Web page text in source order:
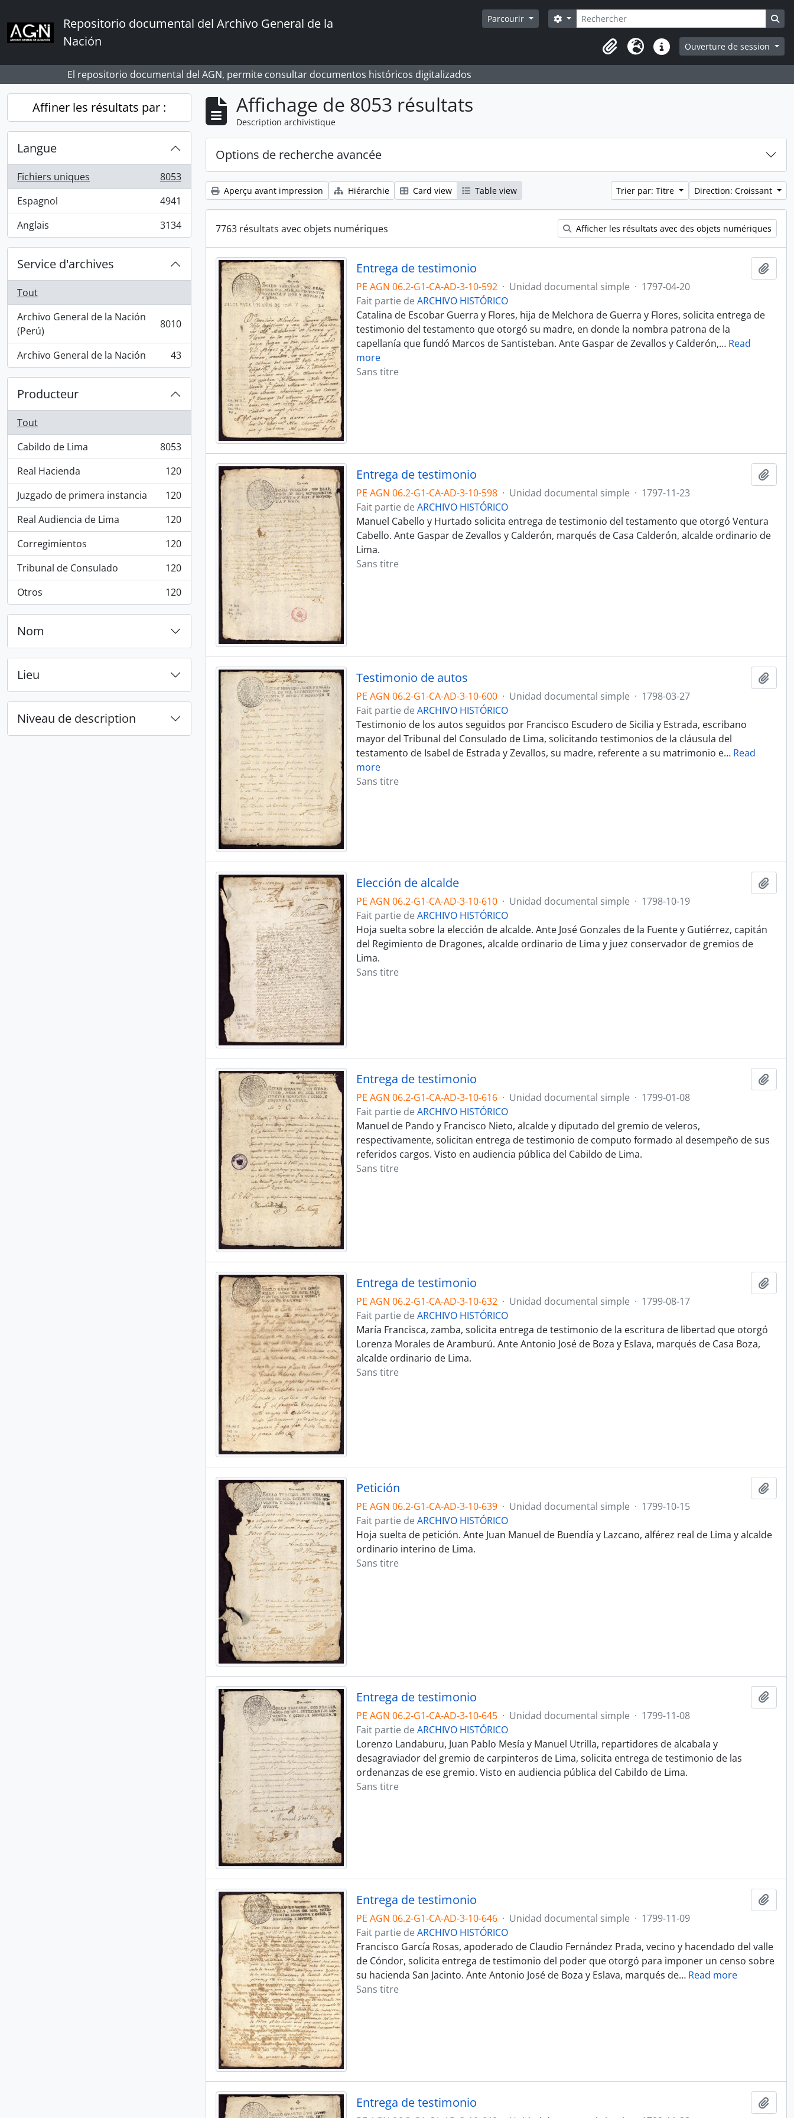
Repositorio documental del Archivo General de la
Nación
Parcourir Rechercher
Search options
Presse-papier
LangueLiens rapidesOuverture de session
El repositorio documental del AGN, permite consultar documentos históricos digitalizados
Affiner les résultats par :
Langue
Fichiers uniques
, 8053 résultats
8053
Espagnol
, 4941 résultats
4941
Anglais
, 3134 résultats 3134
Service d'archives
Tout
Archivo General de la Nación
(Perú)
, 8010 résultats 8010
Archivo General de la Nación
, 43 résultats 43
Producteur
Tout
Cabildo de Lima
, 8053 résultats
8053
Real Hacienda
, 120 résultats
120
Juzgado de primera instancia
, 120 résultats
120
Real Audiencia de Lima
, 120 résultats
120
Corregimientos
, 120 résultats
120
Tribunal de Consulado
, 120 résultats
120
Otros
, 120 résultats 120
Nom
Lieu
Niveau de description
Affichage de 8053 résultats
Description archivistique
Options de recherche avancée
Aperçu avant impression Hiérarchie Card view Table view Trier par: Titre Direction: Croissant
7763 résultats avec objets numériques Afficher les résultats avec des objets numériques
Entrega de testimonio
PE AGN 06.2-G1-CA-AD-3-10-592 · Unidad documental simple · 1797-04-20
Fait partie de ARCHIVO HISTÓRICO
Catalina de Escobar Guerra y Flores, hija de Melchora de Guerra y Flores, solicita entrega de
testimonio del testamento que otorgó su madre, en donde la nombra patrona de la
capellanía que fundó Marcos de Santisteban. Ante Gaspar de Zevallos y Calderón,… Read
more
Sans titre
Entrega de testimonio
PE AGN 06.2-G1-CA-AD-3-10-598 · Unidad documental simple · 1797-11-23
Fait partie de ARCHIVO HISTÓRICO
Manuel Cabello y Hurtado solicita entrega de testimonio del testamento que otorgó Ventura
Cabello. Ante Gaspar de Zevallos y Calderón, marqués de Casa Calderón, alcalde ordinario de
Lima.
Sans titre
Testimonio de autos
PE AGN 06.2-G1-CA-AD-3-10-600 · Unidad documental simple · 1798-03-27
Fait partie de ARCHIVO HISTÓRICO
Testimonio de los autos seguidos por Francisco Escudero de Sicilia y Estrada, escribano
mayor del Tribunal del Consulado de Lima, solicitando testimonios de la cláusula del
testamento de Isabel de Estrada y Zevallos, su madre, referente a su matrimonio e… Read
more
Sans titre
Elección de alcalde
PE AGN 06.2-G1-CA-AD-3-10-610 · Unidad documental simple · 1798-10-19
Fait partie de ARCHIVO HISTÓRICO
Hoja suelta sobre la elección de alcalde. Ante José Gonzales de la Fuente y Gutiérrez, capitán
del Regimiento de Dragones, alcalde ordinario de Lima y juez conservador de gremios de
Lima.
Sans titre
Entrega de testimonio
PE AGN 06.2-G1-CA-AD-3-10-616 · Unidad documental simple · 1799-01-08
Fait partie de ARCHIVO HISTÓRICO
Manuel de Pando y Francisco Nieto, alcalde y diputado del gremio de veleros,
respectivamente, solicitan entrega de testimonio de computo formado al desempeño de sus
referidos cargos. Visto en audiencia pública del Cabildo de Lima.
Sans titre
Entrega de testimonio
PE AGN 06.2-G1-CA-AD-3-10-632 · Unidad documental simple · 1799-08-17
Fait partie de ARCHIVO HISTÓRICO
María Francisca, zamba, solicita entrega de testimonio de la escritura de libertad que otorgó
Lorenza Morales de Aramburú. Ante Antonio José de Boza y Eslava, marqués de Casa Boza,
alcalde ordinario de Lima.
Sans titre
Petición
PE AGN 06.2-G1-CA-AD-3-10-639 · Unidad documental simple · 1799-10-15
Fait partie de ARCHIVO HISTÓRICO
Hoja suelta de petición. Ante Juan Manuel de Buendía y Lazcano, alférez real de Lima y alcalde
ordinario interino de Lima.
Sans titre
Entrega de testimonio
PE AGN 06.2-G1-CA-AD-3-10-645 · Unidad documental simple · 1799-11-08
Fait partie de ARCHIVO HISTÓRICO
Lorenzo Landaburu, Juan Pablo Mesía y Manuel Utrilla, repartidores de alcabala y
desagraviador del gremio de carpinteros de Lima, solicita entrega de testimonio de las
ordenanzas de ese gremio. Visto en audiencia pública del Cabildo de Lima.
Sans titre
Entrega de testimonio
PE AGN 06.2-G1-CA-AD-3-10-646 · Unidad documental simple · 1799-11-09
Fait partie de ARCHIVO HISTÓRICO
Francisco García Rosas, apoderado de Claudio Fernández Prada, vecino y hacendado del valle
de Cóndor, solicita entrega de testimonio del poder que otorgó para imponer un censo sobre
su hacienda San Jacinto. Ante Antonio José de Boza y Eslava, marqués de… Read more
Sans titre
Entrega de testimonio